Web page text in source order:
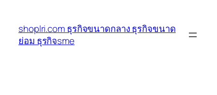
เนื้อหา
shoplri.com ธุรกิจขนาดกลาง ธุรกิจขนาด
ย่อม ธุรกิจsme